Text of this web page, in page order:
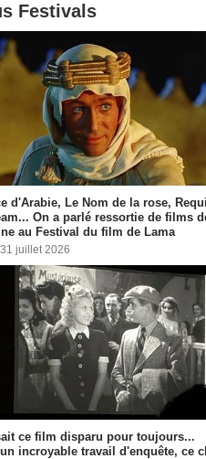
Festivals
d'Arabie, Le Nom de la rose,
On a parlé ressortie de films
au Festival du film de Lama
juillet 2026
ce film disparu pour toujours...
incroyable travail d'enquête, ce